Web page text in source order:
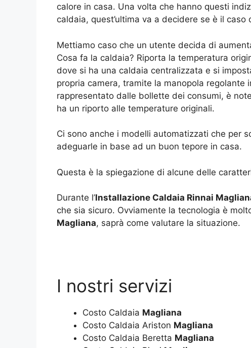
calore in casa. Una volta che hanno questi
caldaia, quest’ultima va a decidere se è il
Mettiamo caso che un utente decida di
Cosa fa la caldaia? Riporta la temperatura
dove si ha una caldaia centralizzata e si
propria camera, tramite la manopola regolante
rappresentato dalle bollette dei consumi, è
ha un riporto alle temperature originali.
Ci sono anche i modelli automatizzati che per
adeguarle in base ad un buon tepore in casa.
Questa è la spiegazione di alcune delle
Durante l’Installazione Caldaia Rinnai
che sia sicuro. Ovviamente la tecnologia è
Magliana, saprà come valutare la situazione.
I nostri servizi
Costo Caldaia Magliana
Costo Caldaia Ariston Magliana
Costo Caldaia Beretta Magliana